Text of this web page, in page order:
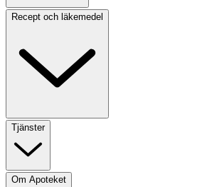
Recept och läkemedel
Tjänster
Om Apoteket